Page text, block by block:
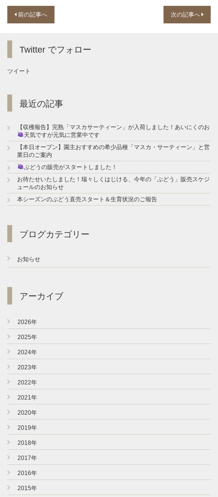
P
s
t
n
a
v
i
g
a
t
i
o
n
前の記事へ 次の記事へ
Twitter でフォロー
ツイート
最近の記事
【収穫報告】完熟「マスカサーティーン」が入荷しました！あいにくのお
天気ですが元気に営業中です
【本日オープン】園主おすすめの希少品種「マスカ・サーティーン」と営
業日のご案内
ぶどうの販売がスタートしました！
お待たせいたしました！瑞々しくはじける、今年の「ぶどう」販売スケジ
ュールのお知らせ
本シーズンのぶどう直売スタート＆生育状況のご報告
ブログカテゴリー
お知らせ
アーカイブ
2026年
2025年
2024年
2023年
2022年
2021年
2020年
2019年
2018年
2017年
2016年
2015年